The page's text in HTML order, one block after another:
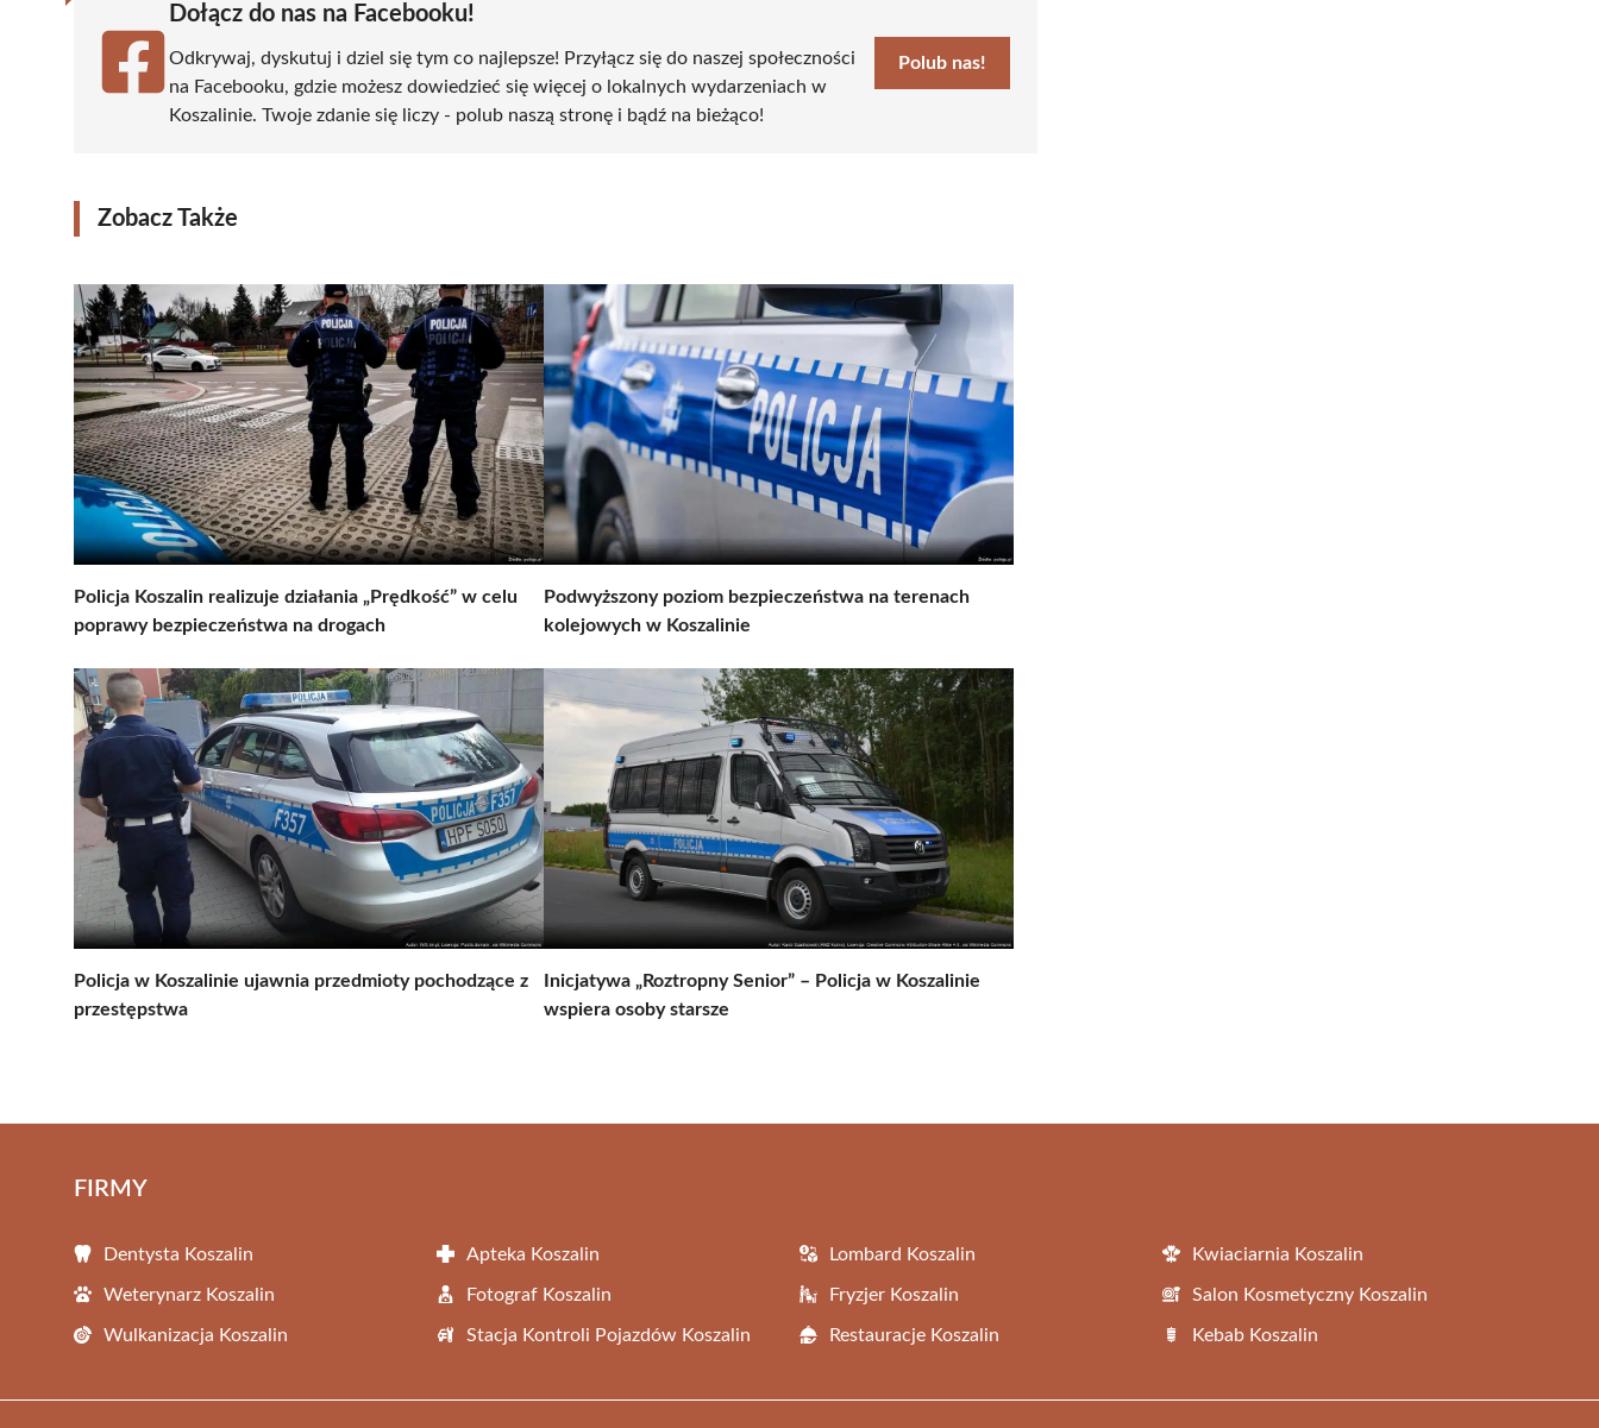
Dołącz do nas na Facebooku!
Odkrywaj, dyskutuj i dziel się tym co najlepsze! Przyłącz się do naszej społeczności
na Facebooku, gdzie możesz dowiedzieć się więcej o lokalnych wydarzeniach w
Koszalinie. Twoje zdanie się liczy - polub naszą stronę i bądź na bieżąco!
Polub nas!
Zobacz Także
Policja Koszalin realizuje działania „Prędkość” w celu
poprawy bezpieczeństwa na drogach
Podwyższony poziom bezpieczeństwa na terenach
kolejowych w Koszalinie
Policja w Koszalinie ujawnia przedmioty pochodzące z
przestępstwa
Inicjatywa „Roztropny Senior” – Policja w Koszalinie
wspiera osoby starsze
FIRMY
Dentysta Koszalin Apteka Koszalin Lombard Koszalin Kwiaciarnia Koszalin
Weterynarz Koszalin Fotograf Koszalin Fryzjer Koszalin Salon Kosmetyczny Koszalin
Wulkanizacja Koszalin Stacja Kontroli Pojazdów Koszalin Restauracje Koszalin Kebab Koszalin